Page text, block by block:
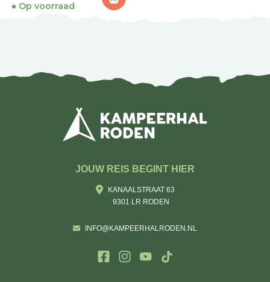
Op voorraad
JOUW REIS BEGINT HIER
KANAALSTRAAT 63
9301 LR RODEN
INFO@KAMPEERHALRODEN.NL